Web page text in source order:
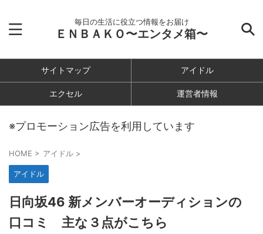
毎日の生活に役立つ情報をお届け
ＥＮＢＡＫＯ〜エンタメ箱〜
サイトマップ アイドル
エクセル 運営者情報
※プロモーション広告を利用しています
HOME > アイドル >
アイドル
日向坂46 新メンバーオーディションの
口コミ 主な３点がこちら